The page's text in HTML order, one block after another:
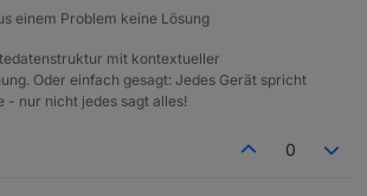
einem Problem keine Lösung
mit kontextueller
Oder einfach gesagt: Jedes Gerät spricht
- nur nicht jedes sagt alles!
0